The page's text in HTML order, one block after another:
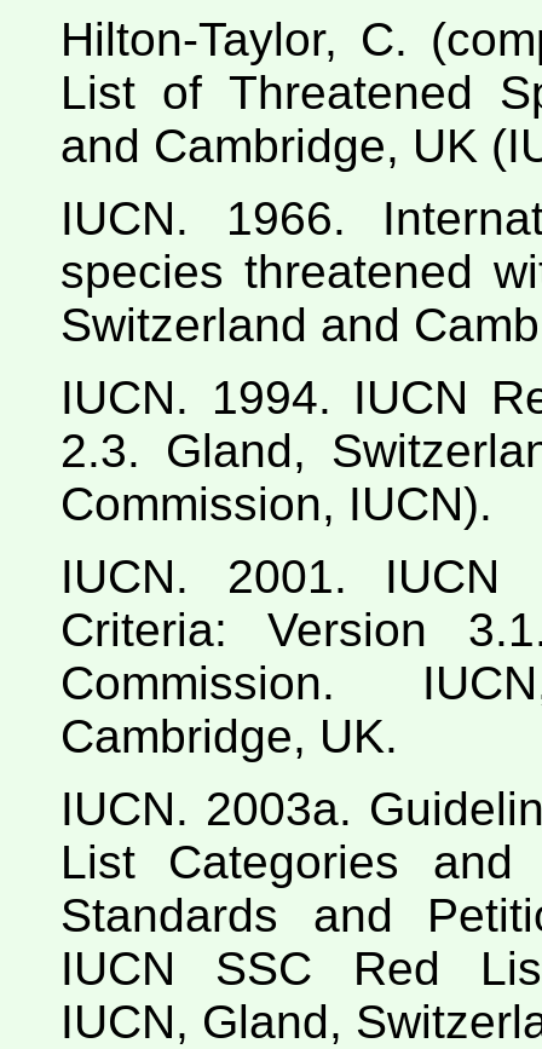
Hilton-Taylor, C.
List of Threatened
and Cambridge, UK
IUCN. 1966.
species threatened
Switzerland and
IUCN. 1994. IUCN
2.3. Gland,
Commission, IUCN).
IUCN. 2001. IUCN
Criteria: Version
Commission.
Cambridge, UK.
IUCN. 2003a.
List Categories
Standards and
IUCN SSC Red
IUCN, Gland,